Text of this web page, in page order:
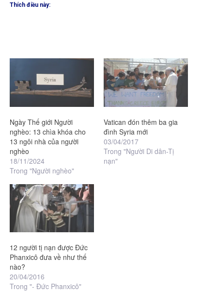
Thích điều này:
Ngày Thế giới Người
nghèo: 13 chìa khóa cho
13 ngôi nhà của người
nghèo
18/11/2024
Trong "Người nghèo"
Vatican đón thêm ba gia
đình Syria mới
03/04/2017
Trong "Người Di dân-Tị
nạn"
12 người tị nạn được Đức
Phanxicô đưa về như thế
nào?
20/04/2016
Trong "- Đức Phanxicô"